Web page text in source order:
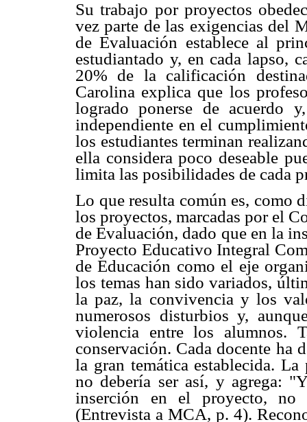
Su trabajo por proyectos
vez parte de las exigencias del
de Evaluación establece al
estudiantado y, en cada lapso,
20% de la calificación
Carolina explica que los
logrado ponerse de acuerdo
independiente en el
los estudiantes terminan
ella considera poco deseable
limita las posibilidades de cada
Lo que resulta común es, como
los proyectos, marcadas por el
de Evaluación, dado que en la
Proyecto Educativo Integral
de Educación como el eje
los temas han sido variados,
la paz, la convivencia y los
numerosos disturbios y,
violencia entre los alumnos.
conservación. Cada docente ha
la gran temática establecida.
no debería ser así, y agrega:
inserción en el proyecto, no
(Entrevista a MCA, p. 4).